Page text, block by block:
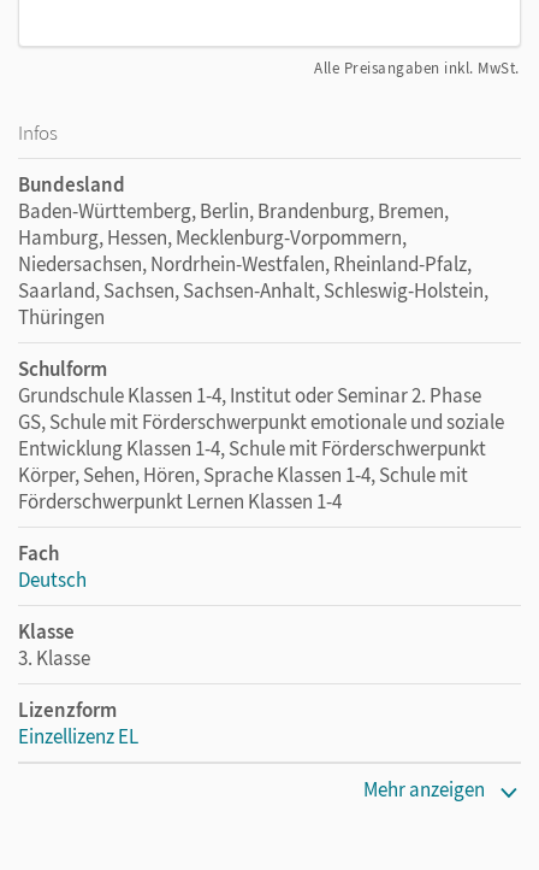
Alle Preisangaben inkl. MwSt.
Infos
Bundesland
Baden-Württemberg, Berlin, Brandenburg, Bremen,
Hamburg, Hessen, Mecklenburg-Vorpommern,
Niedersachsen, Nordrhein-Westfalen, Rheinland-Pfalz,
Saarland, Sachsen, Sachsen-Anhalt, Schleswig-Holstein,
Thüringen
Schulform
Grundschule Klassen 1-4, Institut oder Seminar 2. Phase
GS, Schule mit Förderschwerpunkt emotionale und soziale
Entwicklung Klassen 1-4, Schule mit Förderschwerpunkt
Körper, Sehen, Hören, Sprache Klassen 1-4, Schule mit
Förderschwerpunkt Lernen Klassen 1-4
Fach
Deutsch
Klasse
3. Klasse
Lizenzform
Einzellizenz EL
Mehr anzeigen